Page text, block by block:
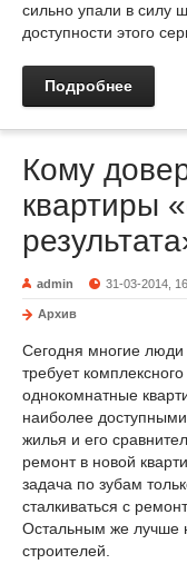
сильно упали в силу
доступности этого
Подробнее
Кому
квартиры
admin 31-03-2014,
Архив
Сегодня многие люди
требует
однокомнатные
наиболее
жилья и его
ремонт в новой
задача по зубам
сталкиваться с
Остальным же лучше
строителей.